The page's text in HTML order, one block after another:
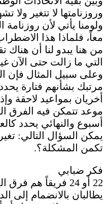
وروزنامتها لا تتغير ولا
ولومنا يأتي لأن
معاً، فلماذا هذا
من هنا يبدو لنا أن
التي ما زالت حتى الآن
وعلى سبيل المثال فإن
مرتبك بشأنهم فتارة
أخريان بمواعيد لاحقة
موعد تتمكن فيه الفرق
أسبوع والنهائي يحدد
يمكن السؤال التالي:
تكمن المشكلة؟.
فكر ضبابي
22 أو 24 فريقاً
يطالبان بالانضمام إلى